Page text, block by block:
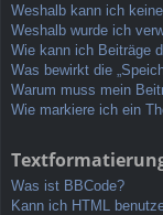
Weshalb kann ich
Weshalb wurde ich
Wie kann ich Beiträge
Was bewirkt die
Warum muss mein
Wie markiere ich ein
Was ist BBCode?
Kann ich HTML